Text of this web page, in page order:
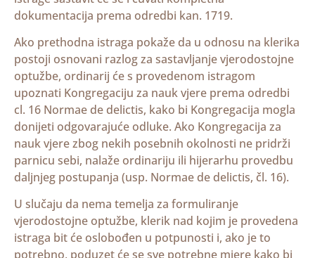
dokumentacija prema odredbi kan. 1719.
Ako prethodna istraga pokaže da u odnosu na klerika
postoji osnovani razlog za sastavljanje vjerodostojne
optužbe, ordinarij će s provedenom istragom
upoznati Kongregaciju za nauk vjere prema odredbi
cl. 16 Normae de delictis, kako bi Kongregacija mogla
donijeti odgovarajuće odluke. Ako Kongregacija za
nauk vjere zbog nekih posebnih okolnosti ne pridrži
parnicu sebi, nalaže ordinariju ili hijerarhu provedbu
daljnjeg postupanja (usp. Normae de delictis, čl. 16).
U slučaju da nema temelja za formuliranje
vjerodostojne optužbe, klerik nad kojim je provedena
istraga bit će oslobođen u potpunosti i, ako je to
potrebno, poduzet će se sve potrebne mjere kako bi